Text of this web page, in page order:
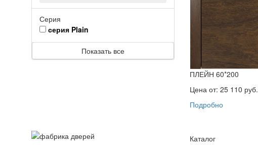
Серия
серия Plain
Показать все
ПЛЕЙН 60*200
Цена от: 25 110 руб.
Подробно
Каталог